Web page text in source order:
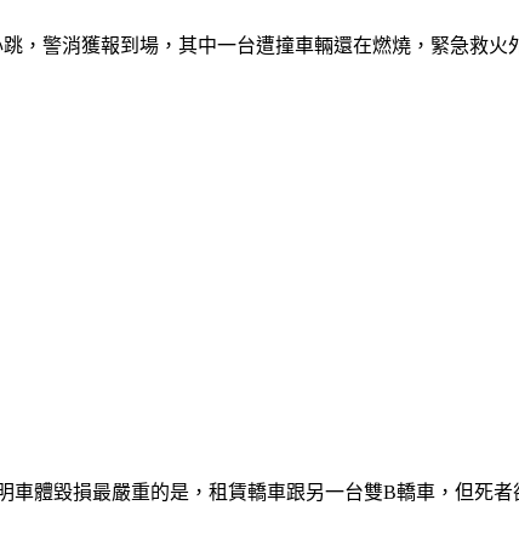
，警消獲報到場，其中一台遭撞車輛還在燃燒，緊急救
車體毀損最嚴重的是，租賃轎車跟另一台雙B轎車，但死